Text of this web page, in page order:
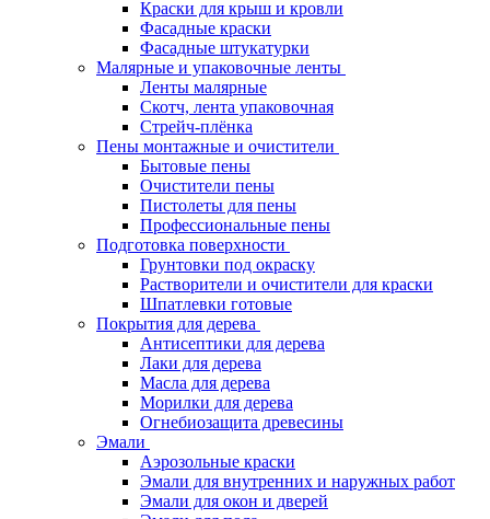
Краски для крыш и кровли
Фасадные краски
Фасадные штукатурки
Малярные и упаковочные ленты
Ленты малярные
Скотч, лента упаковочная
Стрейч-плёнка
Пены монтажные и очистители
Бытовые пены
Очистители пены
Пистолеты для пены
Профессиональные пены
Подготовка поверхности
Грунтовки под окраску
Растворители и очистители для краски
Шпатлевки готовые
Покрытия для дерева
Антисептики для дерева
Лаки для дерева
Масла для дерева
Морилки для дерева
Огнебиозащита древесины
Эмали
Аэрозольные краски
Эмали для внутренних и наружных работ
Эмали для окон и дверей